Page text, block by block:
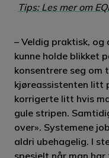
Tips: Les mer om
– Veldig praktisk,
kunne holde blikket
konsentrere seg om
kjøreassistenten litt
korrigerte litt hvis
gule stripen.
over». Systemene
aldri ubehagelig. I
spesielt når man har